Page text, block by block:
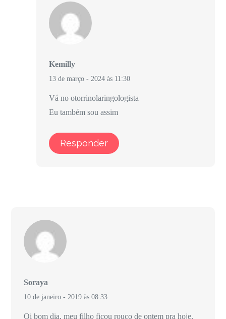
Kemilly
13 de março - 2024 às 11:30
Vá no otorrinolaringologista
Eu também sou assim
Responder
Soraya
10 de janeiro - 2019 às 08:33
Oi bom dia, meu filho ficou rouco de ontem pra hoje,